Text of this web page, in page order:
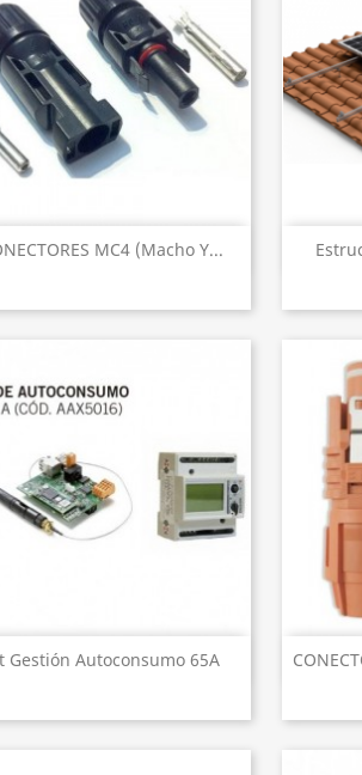
MC4 (Macho Y...
Vista rápida
Gestión Autoconsumo 65A
Vista rápida